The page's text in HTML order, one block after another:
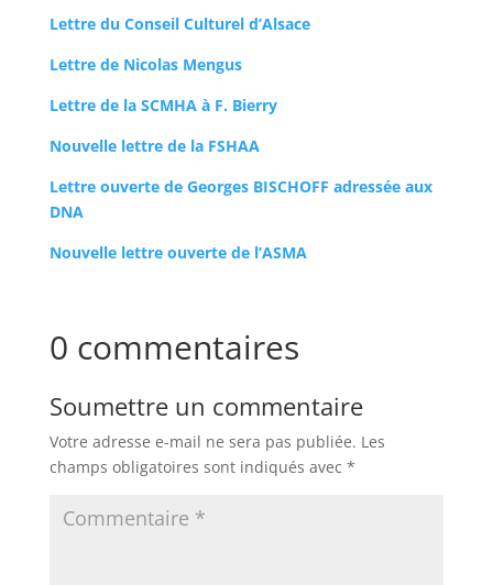
Lettre du Conseil Culturel d’Alsace
Lettre de Nicolas Mengus
Lettre de la SCMHA à F. Bierry
Nouvelle lettre de la FSHAA
Lettre ouverte de Georges BISCHOFF adressée aux
DNA
Nouvelle lettre ouverte de l’ASMA
0 commentaires
Soumettre un commentaire
Votre adresse e-mail ne sera pas publiée. Les
champs obligatoires sont indiqués avec *